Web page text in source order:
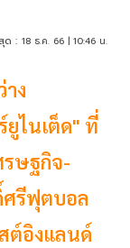
ด : 18 ธ.ค. 66 | 10:46 น.
ง
ยูไนเต็ด" ที่
รษฐกิจ-
ศรีฟุตบอล
ต์อิงแลนด์